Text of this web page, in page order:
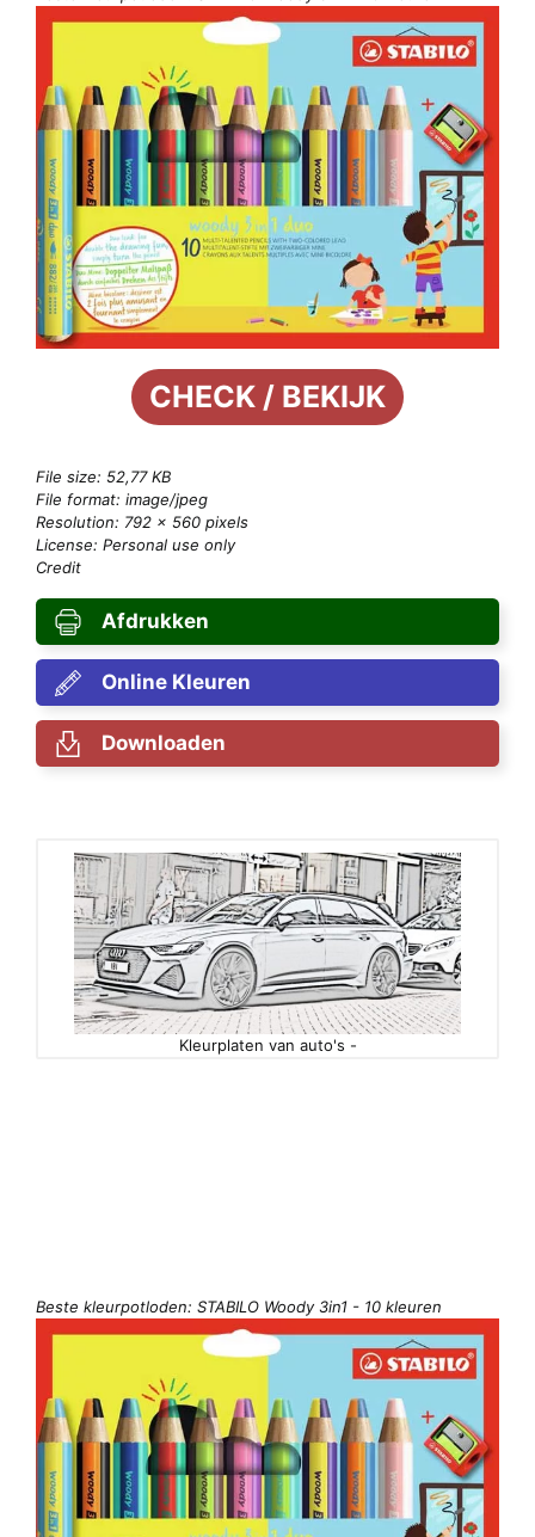
CHECK / BEKIJK
File size: 52,77 KB
File format: image/jpeg
Resolution: 792 × 560 pixels
License: Personal use only
Credit
Afdrukken
Online Kleuren
Downloaden
Kleurplaten van auto's -
Beste kleurpotloden: STABILO Woody 3in1 - 10 kleuren